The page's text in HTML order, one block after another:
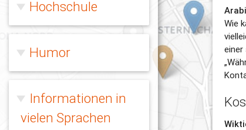
Wie
einer
Hochschule
Humor
Informationen in
vielen Sprachen